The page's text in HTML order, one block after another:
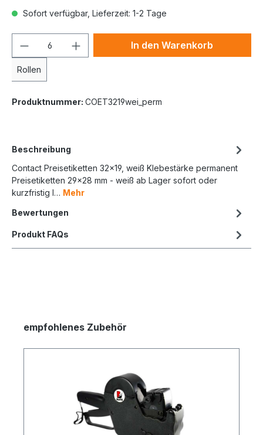
Sofort verfügbar, Lieferzeit: 1-2 Tage
Rollen
In den Warenkorb
Produktnummer: COET3219wei_perm
Beschreibung
Contact Preisetiketten 32x19, weiß Klebestärke permanent
Preisetiketten 29x28 mm - weiß ab Lager sofort oder
kurzfristig l… Mehr
Bewertungen
Produkt FAQs
empfohlenes Zubehör